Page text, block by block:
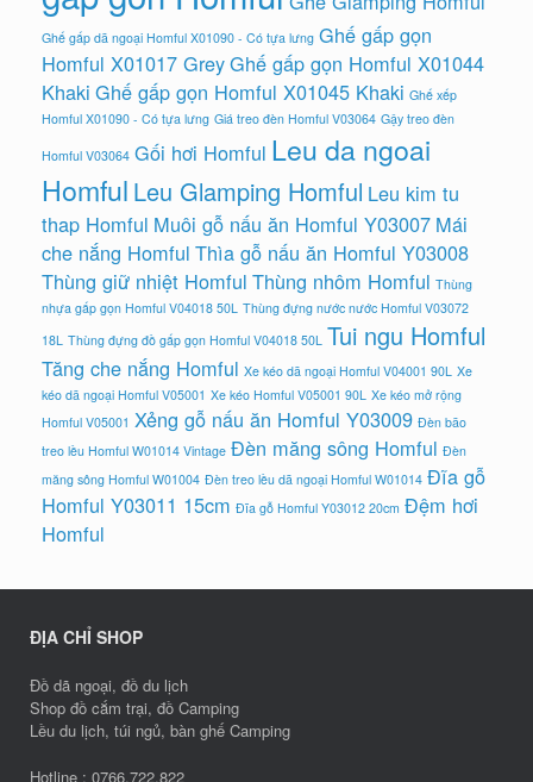
Ghế gấp dã ngoại Homful X01090 - Có tựa lưng Ghế gấp gọn
Homful X01017 GreyGhế gấp gọn Homful X01044
Khaki Ghế gấp gọn Homful X01045 Khaki Ghế xếp
Homful X01090 - Có tựa lưng Giá treo đèn Homful V03064 Gậy treo đèn
Homful V03064 Gối hơi Homful Leu da ngoai
Homful Leu Glamping Homful Leu kim tu
thap Homful Muôi gỗ nấu ăn Homful Y03007 Mái
che nắng Homful Thìa gỗ nấu ăn Homful Y03008
Thùng giữ nhiệt Homful Thùng nhôm Homful Thùng
nhựa gấp gọn Homful V04018 50L Thùng đựng nước nước Homful V03072
18L Thùng đựng đồ gấp gọn Homful V04018 50L Tui ngu Homful
Tăng che nắng Homful Xe kéo dã ngoại Homful V04001 90L Xe
kéo dã ngoại Homful V05001 Xe kéo Homful V05001 90L Xe kéo mở rộng
Homful V05001 Xẻng gỗ nấu ăn Homful Y03009 Đèn bão
treo lều Homful W01014 Vintage Đèn măng sông Homful Đèn
măng sông Homful W01004 Đèn treo lều dã ngoại Homful W01014 Đĩa gỗ
Homful Y03011 15cm Đĩa gỗ Homful Y03012 20cm Đệm hơi
Homful
ĐỊA CHỈ SHOP
Đồ dã ngoại, đồ du lịch
Shop đồ cắm trại, đồ Camping
Lều du lịch, túi ngủ, bàn ghế Camping
Hotline : 0766.722.822